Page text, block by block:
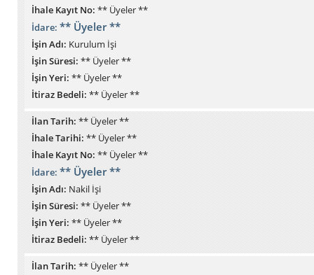
İhale Kayıt No: ** Üyeler **
İdare: ** Üyeler **
İşin Adı: Kurulum İşi
İşin Süresi: ** Üyeler **
İşin Yeri: ** Üyeler **
İtiraz Bedeli: ** Üyeler **
İlan Tarih:** Üyeler **
İhale Tarihi:** Üyeler **
İhale Kayıt No:** Üyeler **
İdare:** Üyeler **
İşin Adı:Nakil İşi
İşin Süresi:** Üyeler **
İşin Yeri:** Üyeler **
İtiraz Bedeli:** Üyeler **
İlan Tarih: ** Üyeler **